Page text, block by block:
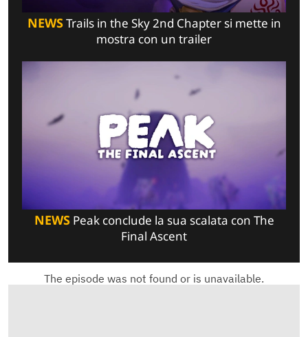
NEWSTrails in the Sky 2nd Chapter si mette in
mostra con un trailer
NEWSPeak conclude la sua scalata con The
Final Ascent